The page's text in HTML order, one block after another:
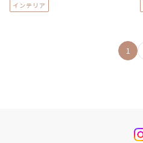
インテリア
1